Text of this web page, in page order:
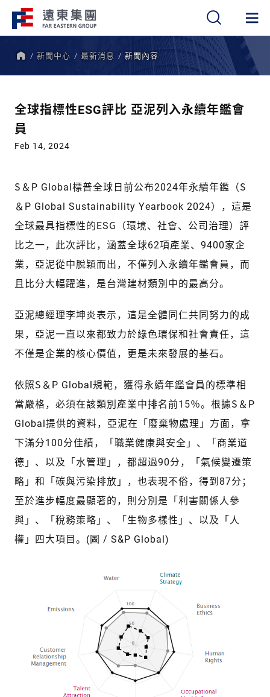
新聞中心 最新消息 新聞內容
全球指標性ESG評比 亞泥列入永續年鑑會
員
Feb 14, 2024
S＆P Global標普全球日前公布2024年永續年鑑（S
＆P Global Sustainability Yearbook 2024），這是
全球最具指標性的ESG（環境、社會、公司治理）評
比之一，此次評比，涵蓋全球62項產業、9400家企
業，亞泥從中脫穎而出，不僅列入永續年鑑會員，而
且比分大幅躍進，是台灣建材類別中的最高分。
亞泥總經理李坤炎表示，這是全體同仁共同努力的成
果，亞泥一直以來都致力於綠色環保和社會責任，這
不僅是企業的核心價值，更是未來發展的基石。
依照S＆P Global規範，獲得永續年鑑會員的標準相
當嚴格，必須在該類別產業中排名前15％。根據S＆P
Global提供的資料，亞泥在「廢棄物處理」方面，拿
下滿分100分佳績，「職業健康與安全」、「商業道
德」、以及「水管理」，都超過90分，「氣候變遷策
略」和「碳與污染排放」，也表現不俗，得到87分；
至於進步幅度最顯著的，則分別是「利害關係人參
與」、「稅務策略」、「生物多樣性」、以及「人
權」四大項目。(圖 / S&P Global)